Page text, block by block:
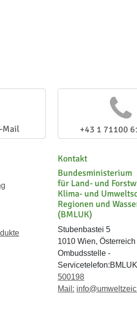
Mail +43 1 71100
Kontakt
Bundesministerium
für Land- und
Klima- und
Regionen und
(BMLUK)
Stubenbastei 5
1010 Wien, Österreich
Ombudsstelle -
500198
Mail: